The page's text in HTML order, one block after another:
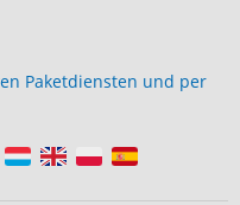
Paketdiensten und per